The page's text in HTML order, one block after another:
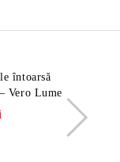
întoarsă
Vero Lume